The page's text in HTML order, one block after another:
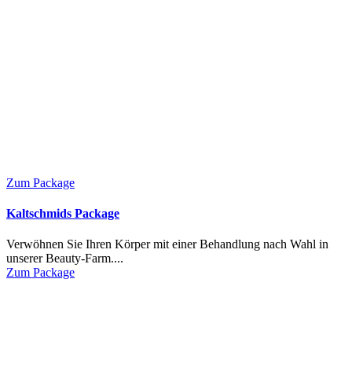
Zum Package
Kaltschmids Package
Verwöhnen Sie Ihren Körper mit einer Behandlung nach Wahl in
unserer Beauty-Farm....
Zum Package